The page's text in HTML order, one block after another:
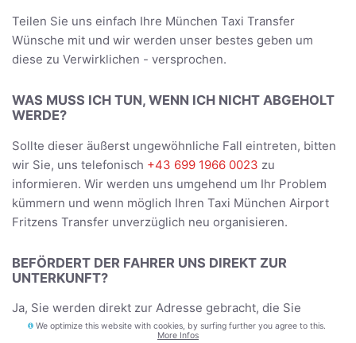
Teilen Sie uns einfach Ihre München Taxi Transfer
Wünsche mit und wir werden unser bestes geben um
diese zu Verwirklichen - versprochen.
WAS MUSS ICH TUN, WENN ICH NICHT ABGEHOLT
WERDE?
Sollte dieser äußerst ungewöhnliche Fall eintreten, bitten
wir Sie, uns telefonisch +43 699 1966 0023 zu
informieren. Wir werden uns umgehend um Ihr Problem
kümmern und wenn möglich Ihren Taxi München Airport
Fritzens Transfer unverzüglich neu organisieren.
BEFÖRDERT DER FAHRER UNS DIREKT ZUR
UNTERKUNFT?
Ja, Sie werden direkt zur Adresse gebracht, die Sie
während der Buchung angegeben haben - und bei der
We optimize this website with cookies, by surfing further you agree to this.
More Infos